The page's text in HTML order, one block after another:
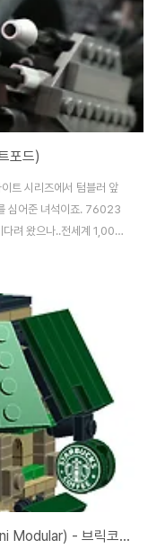
포드)
시리즈에서 텀블러 앞
심어준 녀석이죠. 76023
다려 왔으나..전세계 1,000
니다. 레고 공홈에서 슈
은 포기.. 바로 카피 준비
버린 저 타이어를 미리 구
의 앞바퀴로 현재 76023
하에 가려져 있지만.. 실
스타벅스 미니 모듈러 (Starbucks Mini Modular) - 브릭코리아 컨벤션 2015